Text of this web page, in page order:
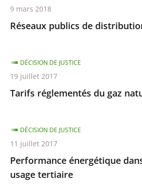
Réseaux publics de
9 mars 2018
Tarifs réglementés du gaz
DÉCISION DE JUSTICE
19 juillet 2017
Performance énergétique
usage tertiaire
DÉCISION DE JUSTICE
11 juillet 2017